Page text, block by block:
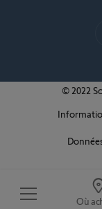
Où
© 2022